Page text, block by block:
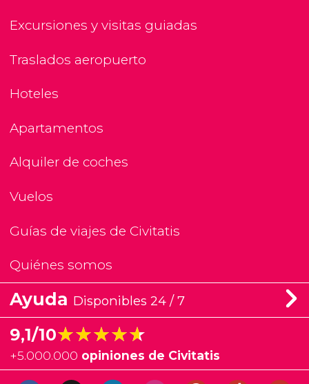
Excursiones y visitas guiadas
Traslados aeropuerto
Hoteles
Apartamentos
Alquiler de coches
Vuelos
Guías de viajes de Civitatis
Quiénes somos
Ayuda Disponibles 24 / 7
9,1/10★★★★★
★★★★★
+5.000.000 opiniones de Civitatis